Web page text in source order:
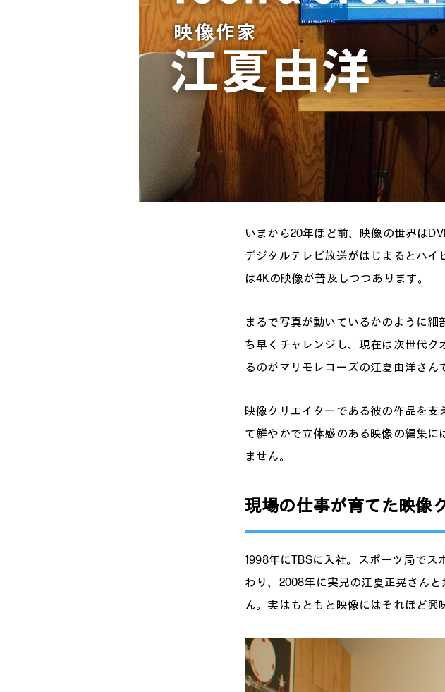
いまから20年ほど前、映像の世界は
デジタルテレビ放送がはじまるとハ
は4Kの映像が普及しつつあります。
まるで写真が動いているかのように
ち早くチャレンジし、現在は次世代
るのがマリモレコーズの江夏由洋さん
映像クリエイターである彼の作品を
て鮮やかで立体感のある映像の編集
ません。
現場の仕事が育てた映像
1998年にTBSに入社。スポーツ局で
わり、2008年に実兄の江夏正晃さん
ん。実はもともと映像にはそれほど興